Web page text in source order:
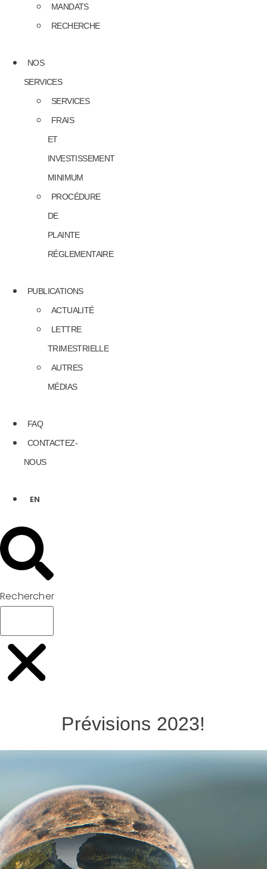
MANDATS
RECHERCHE
NOS
SERVICES
SERVICES
FRAIS
ET
INVESTISSEMENT
MINIMUM
PROCÉDURE
DE
PLAINTE
RÉGLEMENTAIRE
PUBLICATIONS
ACTUALITÉ
LETTRE
TRIMESTRIELLE
AUTRES
MÉDIAS
FAQ
CONTACTEZ-
NOUS
EN
Rechercher
Prévisions 2023!